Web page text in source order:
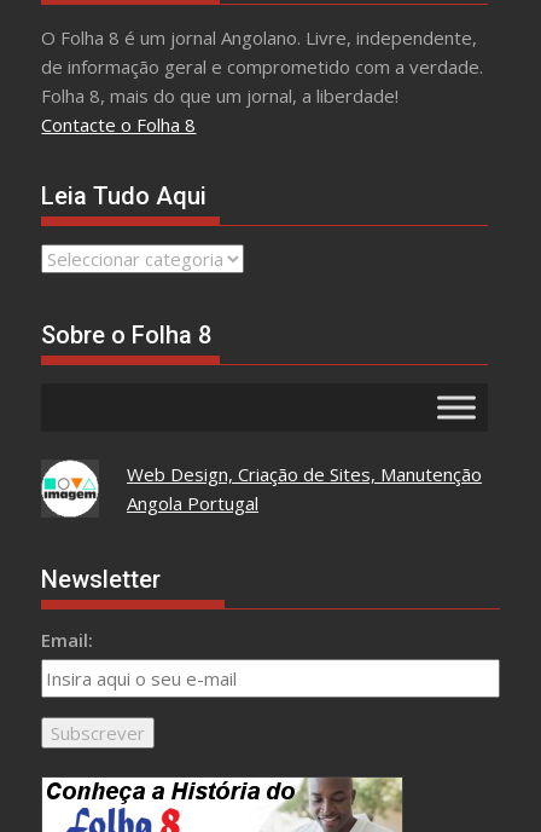
O Folha 8 é um jornal Angolano. Livre, independente,
de informação geral e comprometido com a verdade.
Folha 8, mais do que um jornal, a liberdade!
Contacte o Folha 8
Leia Tudo Aqui
Leia
Sobre o Folha 8
Web Design, Criação de Sites, Manutenção
Angola Portugal
Newsletter
Email: